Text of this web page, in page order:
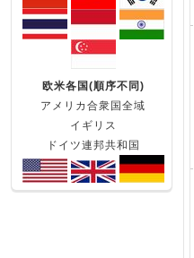
欧米各国(順序不同)
アメリカ合衆国全域
イギリス
ドイツ連邦共和国